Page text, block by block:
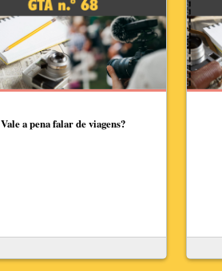
Vale a pena falar de viagens?